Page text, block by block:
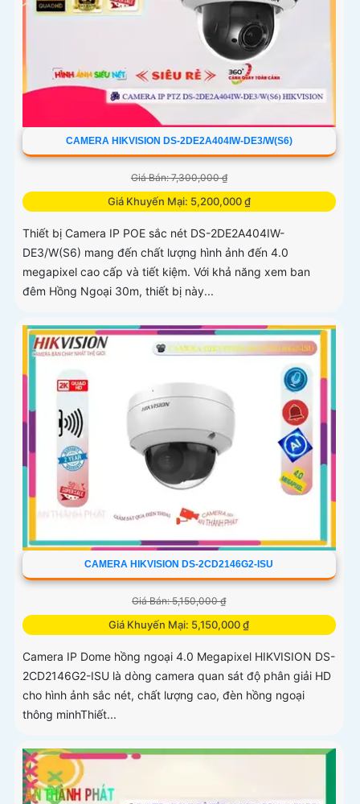
CAMERA HIKVISION DS-2DE2A404IW-DE3/W(S6)
Giá Bán: 7,300,000 ₫
Giá Khuyến Mại: 5,200,000 ₫
Thiết bị Camera IP POE sắc nét DS-2DE2A404IW-
DE3/W(S6) mang đến chất lượng hình ảnh đến 4.0
megapixel cao cấp và tiết kiệm. Với khả năng xem ban
đêm Hồng Ngoại 30m, thiết bị này...
CAMERA HIKVISION DS-2CD2146G2-ISU
Giá Bán: 5,150,000 ₫
Giá Khuyến Mại: 5,150,000 ₫
Camera IP Dome hồng ngoại 4.0 Megapixel HIKVISION DS-
2CD2146G2-ISU là dòng camera quan sát độ phân giải HD
cho hình ảnh sắc nét, chất lượng cao, đèn hồng ngoại
thông minhThiết...